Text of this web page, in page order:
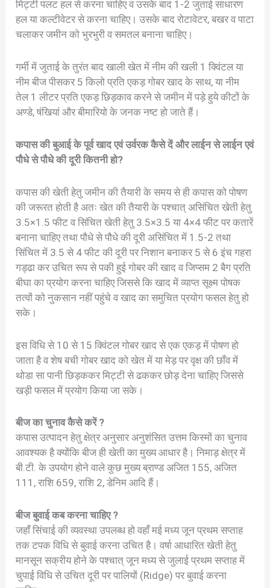
मिट्टी पलट हल से करना चाहिए व उसके बाद 1-2 जुताई साधारण
हल या कल्टीवेटर से करना चाहिए। उसके बाद रोटावेटर, बखर व पाटा
चलाकर जमीन को भुरभुरी व समतल बनाना चाहिए।
गर्मी में जुताई के तुरंत बाद खाली खेत में नीम की खली 1 क्विंटल या
नीम बीज पीसकर 5 किलो प्रति एकड़ गोबर खाद के साथ, या नीम
तेल 1 लीटर प्रति एकड़ छिड़काव करने से जमीन में पड़े हुये कीटों के
अण्डे, षंखियां और बीमारियो के जनक नष्ट हो जाते हैं।
कपास की बुआई के पूर्व खाद एवं उर्वरक कैसे दें और लाईन से लाईन एवं
पौधे से पौधे की दूरी कितनी हो?
कपास की खेती हेतु जमीन की तैयारी के समय से ही कपास को पोषण
की जरूरत होती है अतः खेत की तैयारी के पश्चात् असिंचित खेती हेतु
3.5×1.5 फीट व सिंचित खेती हेतु 3.5×3.5 या 4×4 फीट पर कतारें
बनाना चाहिए तथा पौधे से पौधे की दूरी असिंचित में 1.5-2 तथा
सिंचित में 3.5 से 4 फीट की दूरी पर निशान बनाकर 5 से 6 इंच गहरा
गड्ढा कर उचित रूप से पकी हुई गोबर की खाद व जिप्सम 2 बैग प्रति
बीघा का प्रयोग करना चाहिए जिससे कि खाद में व्याप्त सूक्ष्म पोषक
तत्वों को नुकसान नहीं पहुंचे व खाद का समुचित प्रयोग फसल हेतु हो
सके।
इस विधि से 10 से 15 क्विंटल गोबर खाद से एक एकड़ में पोषण हो
जाता है व शेष बची गोबर खाद को खेत में या मेड़ पर वृक्ष की छाँव में
थोडा सा पानी छिड़ककर मिट्टी से ढककर छोड़ देना चाहिए जिससे
खड़ी फसल में प्रयोग किया जा सके।
बीज का चुनाव कैसे करें ?
कपास उत्पादन हेतु क्षेत्र अनुसार अनुशंसित उत्तम किस्मों का चुनाव
आवश्यक है क्योंकि बीज ही खेती का मुख्य आधार है। निमाड़ क्षेत्र में
बी.टी. के उपयोग होने वाले कुछ मुख्य ब्राण्ड अजित 155, अजित
111, राशि 659, राशि 2, डेनिम आदि हैं।
बीज बुवाई कब करना चाहिए ?
जहाँ सिंचाई की व्यवस्था उपलब्ध हो वहाँ मई मध्य जून प्रथम सप्ताह
तक टपक विधि से बुवाई करना उचित है। वर्षा आधारित खेती हेतु
मानसून सक्रीय होने के पश्चात् जून मध्य से जुलाई प्रथम सप्ताह में
चुपाई विधि से उचित दूरी पर पालियों (Ridge) पर बुवाई करना